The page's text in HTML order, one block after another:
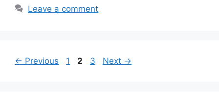
Leave a comment
← Previous Page
1 Page
2 Page
3 Next →